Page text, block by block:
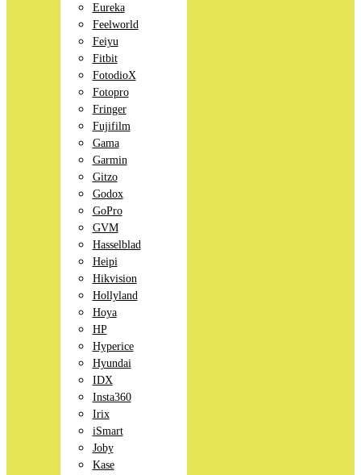
Eureka
Feelworld
Feiyu
Fitbit
FotodioX
Fotopro
Fringer
Fujifilm
Gama
Garmin
Gitzo
Godox
GoPro
GVM
Hasselblad
Heipi
Hikvision
Hollyland
Hoya
HP
Hyperice
Hyundai
IDX
Insta360
Irix
iSmart
Joby
Kase